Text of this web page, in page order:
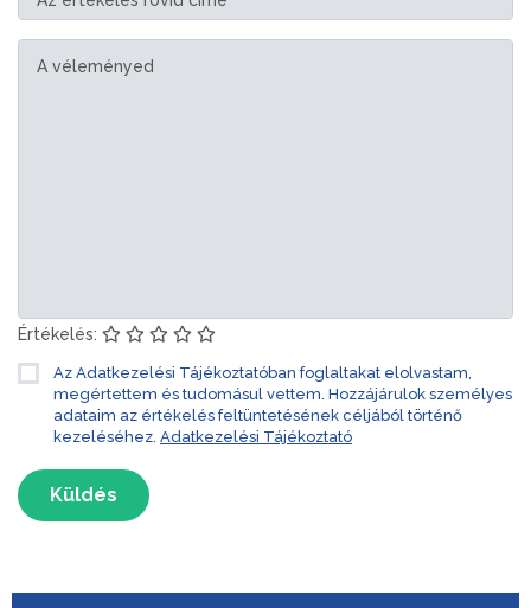
Értékelés:
Az Adatkezelési Tájékoztatóban foglaltakat elolvastam,
megértettem és tudomásul vettem. Hozzájárulok személyes
adataim az értékelés feltüntetésének céljából történő
kezeléséhez. Adatkezelési Tájékoztató
Küldés